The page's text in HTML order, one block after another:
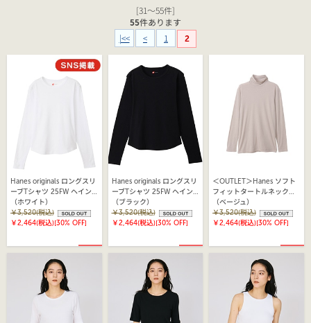
[31～55件]
55件あります
|<< < 1 2
Hanes originals ロングスリ
ーブTシャツ 25FW ヘイン
ズ(HW4-C103)
（ホワイト）
￥3,520(税込)
￥2,464(税込)[30% OFF]
Hanes originals ロングスリ
ーブTシャツ 25FW ヘイン
ズ(HW4-C103)
（ブラック）
￥3,520(税込)
￥2,464(税込)[30% OFF]
＜OUTLET＞Hanes ソフト
フィットタートルネックロ
ングスリーブTシャツ ヘイ
ンズ(HW4-A505)
（ベージュ）
￥3,520(税込)
￥2,464(税込)[30% OFF]